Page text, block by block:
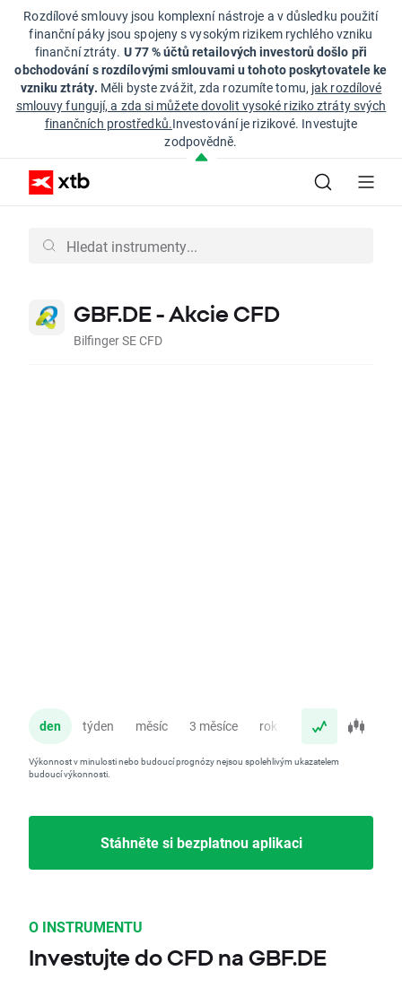
Rozdílové smlouvy jsou komplexní nástroje a v důsledku použití
finanční páky jsou spojeny s vysokým rizikem rychlého vzniku
finanční ztráty. U 77 % účtů retailových investorů došlo při
obchodování s rozdílovými smlouvami u tohoto poskytovatele ke
vzniku ztráty. Měli byste zvážit, zda rozumíte tomu, jak rozdílové
smlouvy fungují, a zda si můžete dovolit vysoké riziko ztráty svých
finančních prostředků.Investování je rizikové. Investujte
zodpovědně.
GBF.DE - Akcie CFD
Bilfinger SE CFD
den týden měsíc 3 měsíce rok
Výkonnost v minulosti nebo budoucí prognózy nejsou spolehlivým ukazatelem
budoucí výkonnosti.
Stáhněte si bezplatnou aplikaci
O INSTRUMENTU
Investujte do CFD na GBF.DE